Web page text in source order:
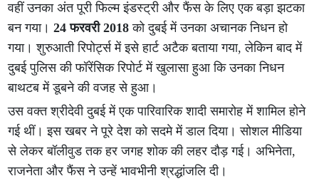
वहीं उनका अंत पूरी फिल्म इंडस्ट्री और फैंस के लिए एक बड़ा झटका
बन गया।24 फरवरी 2018 को दुबई में उनका अचानक निधन हो
गया। शुरुआती रिपोर्ट्स में इसे हार्ट अटैक बताया गया, लेकिन बाद में
दुबई पुलिस की फॉरेंसिक रिपोर्ट में खुलासा हुआ कि उनका निधन
बाथटब में डूबने की वजह से हुआ।
उस वक्त श्रीदेवी दुबई में एक पारिवारिक शादी समारोह में शामिल होने
गई थीं। इस खबर ने पूरे देश को सदमे में डाल दिया। सोशल मीडिया
से लेकर बॉलीवुड तक हर जगह शोक की लहर दौड़ गई। अभिनेता,
राजनेता और फैंस ने उन्हें भावभीनी श्रद्धांजलि दी।